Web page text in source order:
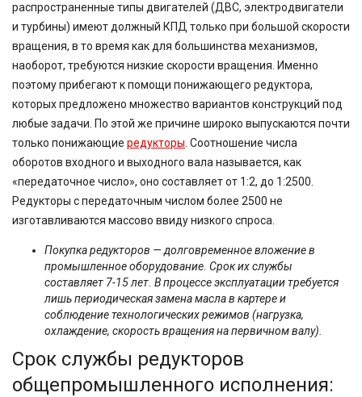
распространенные типы двигателей (ДВС, электродвигатели
и турбины) имеют должный КПД только при большой скорости
вращения, в то время как для большинства механизмов,
наоборот, требуются низкие скорости вращения. Именно
поэтому прибегают к помощи понижающего редуктора,
которых предложено множество вариантов конструкций под
любые задачи. По этой же причине широко выпускаются почти
только понижающие редукторы . Соотношение числа
оборотов входного и выходного вала называется, как
«передаточное число», оно составляет от 1:2, до 1:2500.
Редукторы с передаточным числом более 2500 не
изготавливаются массово ввиду низкого спроса.
Покупка редукторов — долговременное вложение в
промышленное оборудование. Срок их службы
составляет 7-15 лет. В процессе эксплуатации требуется
лишь периодическая замена масла в картере и
соблюдение технологических режимов (нагрузка,
охлаждение, скорость вращения на первичном валу).
Срок службы редукторов
общепромышленного исполнения: